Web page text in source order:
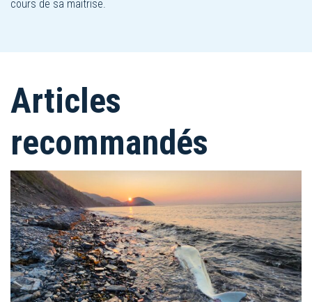
cours de sa maitrise.
Articles
recommandés